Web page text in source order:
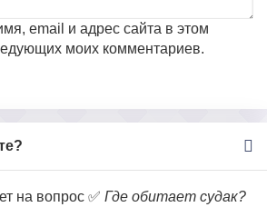
email и адрес сайта в этом
моих комментариев.
на вопрос ✅ Где обитает судак?